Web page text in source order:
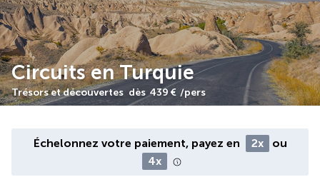
Circuits en Turquie
Trésors et découvertes dès 439 € /pers
Échelonnez votre paiement, payez en 2x
ou
4x